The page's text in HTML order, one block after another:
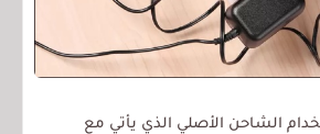
الشاحن الأصلي الذي يأتي مع